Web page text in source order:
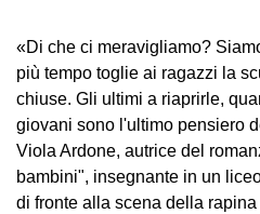
«Di che ci meravigliamo?
più tempo toglie ai ragazzi la
chiuse. Gli ultimi a riaprirle,
giovani sono l'ultimo pensiero
Viola Ardone, autrice del
bambini", insegnante in un
di fronte alla scena della